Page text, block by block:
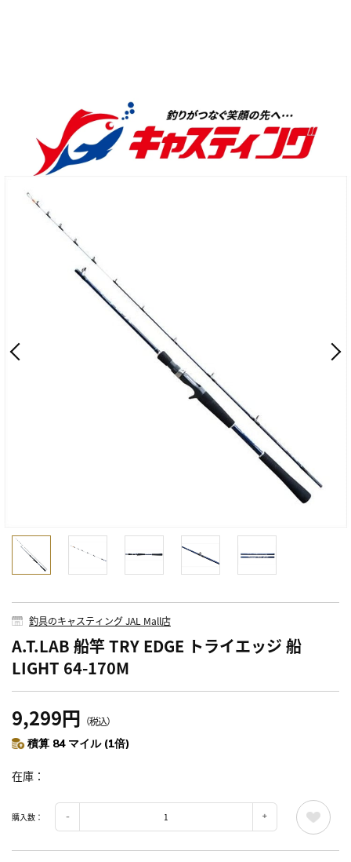
釣具のキャスティング JAL Mall店
A.T.LAB 船竿 TRY EDGE トライエッジ 船
LIGHT 64-170M
9,299円 （税込）
積算 84 マイル (1倍)
在庫
購入数：